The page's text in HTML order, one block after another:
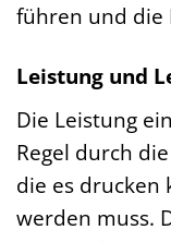
führen und die
Leistung und
Die Leistung
Regel durch
die es drucken
werden muss.